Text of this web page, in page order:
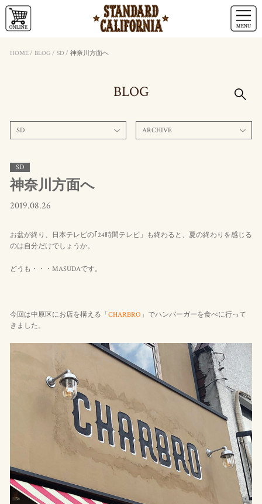
HOME/ BLOG / SD / 神奈川方面へ
BLOG
SD ARCHIVE
SD
神奈川方面へ
2019.08.26
お盆が終り、日本テレビの｢24時間テレビ」も終わると、夏の終わりを感じる
のは自分だけでしょうか。
どうも・・・MASUDAです。
今回は中原区にお店を構える「CHARBRO 」でハンバーガーを食べに行って
きました。